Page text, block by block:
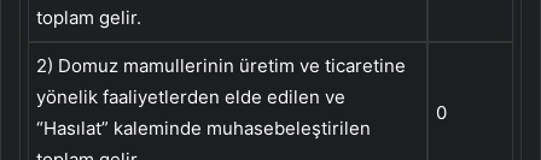
toplam gelir.
2) Domuz mamullerinin üretim ve ticaretine
yönelik faaliyetlerden elde edilen ve
“Hasılat” kaleminde muhasebeleştirilen
0